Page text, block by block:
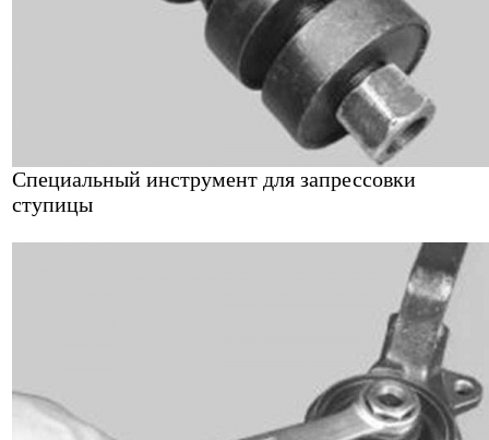
Специальный инструмент для запрессовки
ступицы